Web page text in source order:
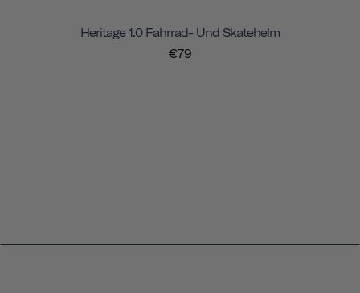
Heritage 1.0 Fahrrad- Und Skatehelm
€79